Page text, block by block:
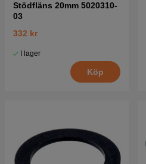
Stödfläns 20mm 5020310-
03
332 kr
I lager
Köp